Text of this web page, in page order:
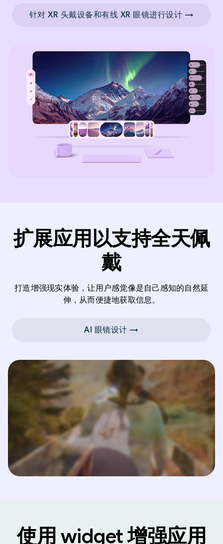
针对 XR 头戴设备和有线 XR 眼镜进行设计 →
扩展应用以支持全天佩
戴
打造增强现实体验，让用户感觉像是自己感知的自然延
伸，从而便捷地获取信息。
AI 眼镜设计 →
使用 widget 增强应用